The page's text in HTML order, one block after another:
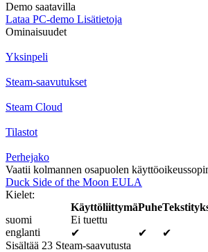
Demo saatavilla
Lataa PC-demo Lisätietoja
Ominaisuudet
Yksinpeli
Steam-saavutukset
Steam Cloud
Tilastot
Perhejako
Vaatii kolmannen osapuolen
Duck Side of the Moon EULA
Kielet:
KäyttöliittymäPuhe
suomi
Ei tuettu
englanti
✔ ✔
✔
Sisältää 23 Steam-saavutusta